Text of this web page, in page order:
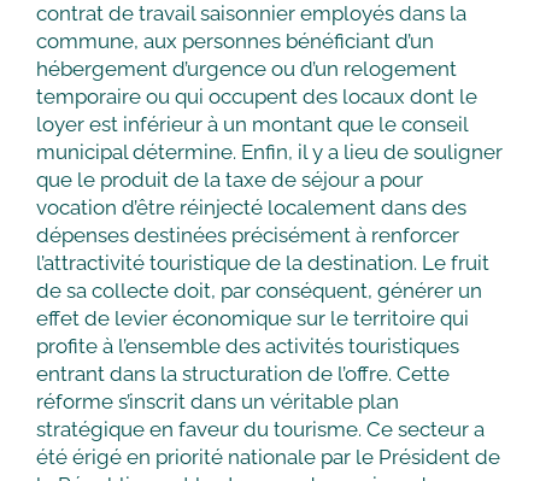
contrat de travail saisonnier employés dans la
commune, aux personnes bénéficiant d’un
hébergement d’urgence ou d’un relogement
temporaire ou qui occupent des locaux dont le
loyer est inférieur à un montant que le conseil
municipal détermine. Enfin, il y a lieu de souligner
que le produit de la taxe de séjour a pour
vocation d’être réinjecté localement dans des
dépenses destinées précisément à renforcer
l’attractivité touristique de la destination. Le fruit
de sa collecte doit, par conséquent, générer un
effet de levier économique sur le territoire qui
profite à l’ensemble des activités touristiques
entrant dans la structuration de l’offre. Cette
réforme s’inscrit dans un véritable plan
stratégique en faveur du tourisme. Ce secteur a
été érigé en priorité nationale par le Président de